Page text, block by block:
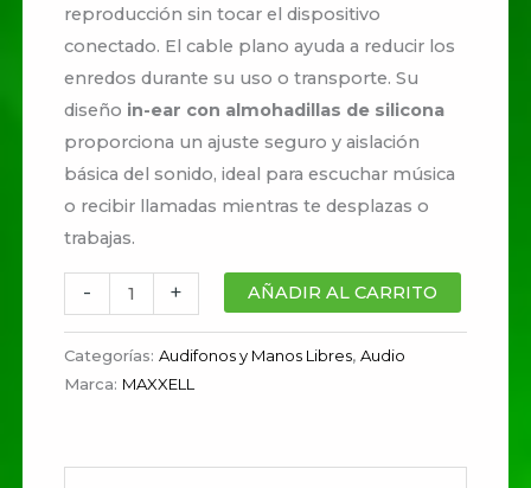
reproducción sin tocar el dispositivo
conectado. El cable plano ayuda a reducir los
enredos durante su uso o transporte. Su
diseño in-ear con almohadillas de silicona
proporciona un ajuste seguro y aislación
básica del sonido, ideal para escuchar música
o recibir llamadas mientras te desplazas o
trabajas.
- + AÑADIR AL CARRITO
Categorías:Audifonos y Manos Libres,Audio
Marca: MAXXELL